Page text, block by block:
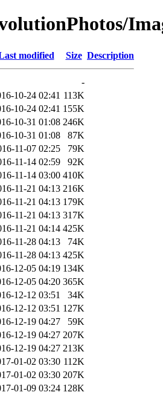
modified Size Description
-
10-24 02:41 113K
10-24 02:41 155K
10-31 01:08 246K
10-31 01:08
87K
11-07 02:25
79K
11-14 02:59
92K
11-14 03:00 410K
11-21 04:13 216K
11-21 04:13 179K
11-21 04:13 317K
11-21 04:14 425K
11-28 04:13
74K
11-28 04:13 425K
12-05 04:19 134K
12-05 04:20 365K
12-12 03:51
34K
12-12 03:51 127K
12-19 04:27
59K
12-19 04:27 207K
12-19 04:27 213K
01-02 03:30 112K
01-02 03:30 207K
01-09 03:24 128K